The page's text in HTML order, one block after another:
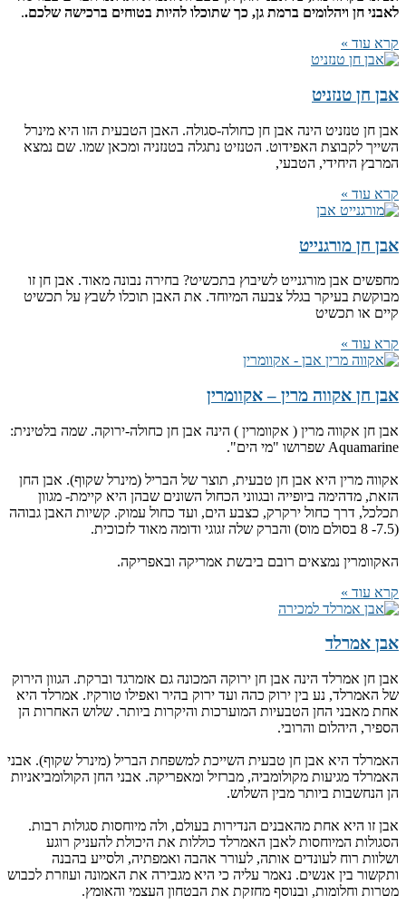
לאבני חן ויהלומים ברמת גן, כך שתוכלו להיות בטוחים ברכישה שלכם..
קרא עוד »
אבן חן טנזניט
אבן חן טנזניט הינה אבן חן כחולה-סגולה. האבן הטבעית הזו היא מינרל
השייך לקבוצת האפידוט. הטנזיט נתגלה בטנזניה ומכאן שמו. שם נמצא
המרבץ היחידי, הטבעי,
קרא עוד »
אבן חן מורגנייט
מחפשים אבן מורגנייט לשיבוץ בתכשיט? בחירה נבונה מאוד. אבן חן זו
מבוקשת בעיקר בגלל צבעה המיוחד. את האבן תוכלו לשבץ על תכשיט
קיים או תכשיט
קרא עוד »
אבן חן אקווה מרין – אקוומרין
אבן חן אקווה מרין ( אקוומרין ) הינה אבן חן כחולה-ירוקה. שמה בלטינית:
Aquamarine שפרושו "מי הים".
אקווה מרין היא אבן חן טבעית, תוצר של הבריל (מינרל שקוף). אבן החן
הזאת, מדהימה ביופייה ובגווני הכחול השונים שבהן היא קיימת- מגוון
תכלכל, דרך כחול ירקרק, כצבע הים, ועד כחול עמוק. קשיות האבן גבוהה
(7.5- 8 בסולם מוס) והברק שלה זגוגי ודומה מאוד לזכוכית.
האקוומרין נמצאים רובם ביבשת אמריקה ובאפריקה.
קרא עוד »
אבן אמרלד
אבן חן אמרלד הינה אבן חן ירוקה המכונה גם אזמרגד וברקת. הגוון הירוק
של האמרלד, נע בין ירוק כהה ועד ירוק בהיר ואפילו טורקיז. אמרלד היא
אחת מאבני החן הטבעיות המוערכות והיקרות ביותר. שלוש האחרות הן
הספיר, היהלום והרובי.
האמרלד היא אבן חן טבעית השייכת למשפחת הבריל (מינרל שקוף). אבני
האמרלד מגיעות מקולומביה, מברזיל ומאפריקה. אבני החן הקולומביאניות
הן הנחשבות ביותר מבין השלוש.
אבן זו היא אחת מהאבנים הנדירות בעולם, ולה מיוחסות סגולות רבות.
הסגולות המיוחסות לאבן האמרלד כוללות את היכולת להעניק רוגע
ושלוות רוח לעונדים אותה, לעורר אהבה ואמפתיה, ולסייע בהבנה
ותקשור בין אנשים. נאמר עליה כי היא מגבירה את האמונה ועוזרת לכבוש
מטרות וחלומות, ובנוסף מחזקת את הבטחון העצמי והאומץ.